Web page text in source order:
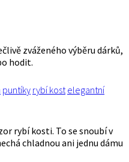
zváženého výběru dárků,
hodit.
puntíky rybí kost elegantní
rybí kosti. To se snoubí v
chladnou ani jednu dámu